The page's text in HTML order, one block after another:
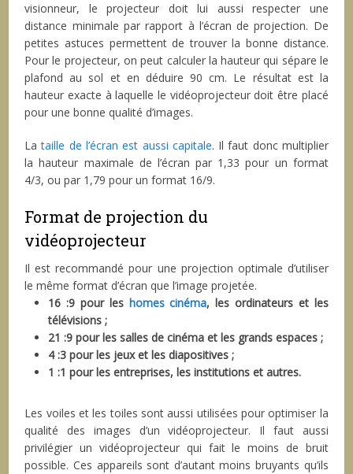
visionneur, le projecteur doit lui aussi respecter une
distance minimale par rapport à l’écran de projection. De
petites astuces permettent de trouver la bonne distance.
Pour le projecteur, on peut calculer la hauteur qui sépare le
plafond au sol et en déduire 90 cm. Le résultat est la
hauteur exacte à laquelle le vidéoprojecteur doit être placé
pour une bonne qualité d’images.
Lataille de l’écran est aussi capitale. Il faut donc multiplier
la hauteur maximale de l’écran par 1,33 pour un format
4/3, ou par 1,79 pour un format 16/9.
Format de projection du
vidéoprojecteur
Il est recommandé pour une projection optimale d’utiliser
le même format d’écran que l’image projetée.
16 :9 pour les homes cinéma, les ordinateurs et les
télévisions ;
21 :9 pour les salles de cinéma et les grands espaces ;
4 :3 pour les jeux et les diapositives ;
1 :1 pour les entreprises, les institutions et autres.
Les voiles et les toiles sont aussi utilisées pour optimiser la
qualité des images d’un vidéoprojecteur. Il faut aussi
privilégier un vidéoprojecteur qui fait le moins de bruit
possible. Ces appareils sont d’autant moins bruyants qu’ils